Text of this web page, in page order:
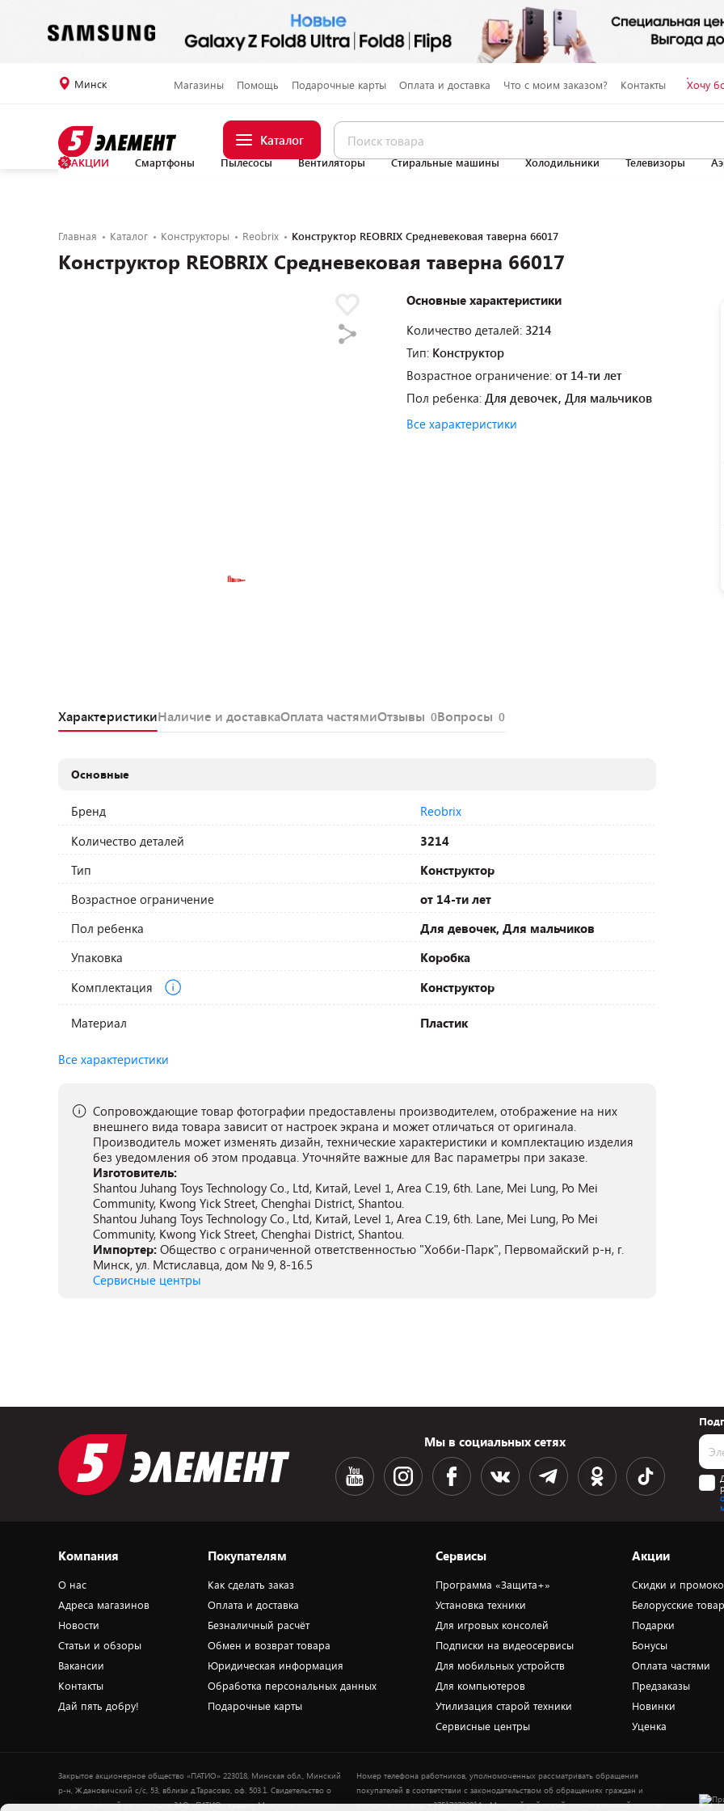
Минск Магазины Помощь Подарочные карты Оплата и доставка Что с моим заказом? Контакты Хочу
Каталог
АКЦИИ Смартфоны Пылесосы Вентиляторы Стиральные машины Холодильники Телевизоры
Главная Каталог Конструкторы Reobrix Конструктор REOBRIX Средневековая таверна 66017
Конструктор REOBRIX Средневековая таверна 66017
Основные характеристики
Количество деталей: 3214
Тип: Конструктор
Возрастное ограничение: от 14-ти лет
Пол ребенка: Для девочек, Для мальчиков
Все характеристики
ХарактеристикиНаличие и доставкаОплата частямиОтзывы 0Вопросы 0
Основные
Бренд
Reobrix
Количество деталей
3214
Тип
Конструктор
Возрастное ограничение
от 14-ти лет
Пол ребенка
Для девочек, Для мальчиков
Упаковка
Коробка
Комплектация
Конструктор
Материал Пластик
Все характеристики
Сопровождающие товар фотографии предоставлены производителем, отображение на них
внешнего вида товара зависит от настроек экрана и может отличаться от оригинала.
Производитель может изменять дизайн, технические характеристики и комплектацию изделия
без уведомления об этом продавца. Уточняйте важные для Вас параметры при заказе.
Изготовитель:
Shantou Juhang Toys Technology Co., Ltd, Китай, Level 1, Area C.19, 6th. Lane, Mei Lung, Po Mei
Community, Kwong Yick Street, Chenghai District, Shantou.
Shantou Juhang Toys Technology Co., Ltd, Китай, Level 1, Area C.19, 6th. Lane, Mei Lung, Po Mei
Community, Kwong Yick Street, Chenghai District, Shantou.
Импортер: Общество с ограниченной ответственностью "Хобби-Парк", Первомайский р-н, г.
Минск, ул. Мстиславца, дом № 9, 8-16.5
Сервисные центры
Мы в социальных сетях
Компания
О нас
Адреса магазинов
Новости
Статьи и обзоры
Вакансии
Контакты
Дай пять добру!
Покупателям
Как сделать заказ
Оплата и доставка
Безналичный расчёт
Обмен и возврат товара
Юридическая информация
Обработка персональных данных
Подарочные карты
Сервисы
Программа «Защита+»
Установка техники
Для игровых консолей
Подписки на видеосервисы
Для мобильных устройств
Для компьютеров
Утилизация старой техники
Сервисные центры
Акции
Скидки и
Белорусские
Подарки
Бонусы
Оплата частями
Предзаказы
Новинки
Уценка
Закрытое акционерное общество «ПАТИО» 223018, Минская обл., Минский
р-н, Ждановичский с/с, 53, вблизи д.Тарасово, оф. 503.1. Свидетельство о
государственной регистрации ЗАО «ПАТИО» выдано Мингорисполкомом
Номер телефона работников, уполномоченных рассматривать обращения
покупателей в соответствии с законодательством об обращениях граждан и
юридических лиц: +375172702914 - Минский районный исполнительный комитет ,